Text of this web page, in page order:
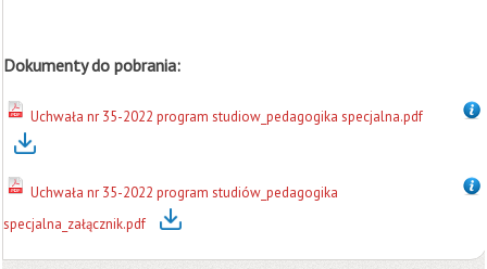
Dokumenty do pobrania:
Uchwała nr 35-2022 program studiow_pedagogika specjalna.pdf
Uchwała nr 35-2022 program studiów_pedagogika
specjalna_załącznik.pdf